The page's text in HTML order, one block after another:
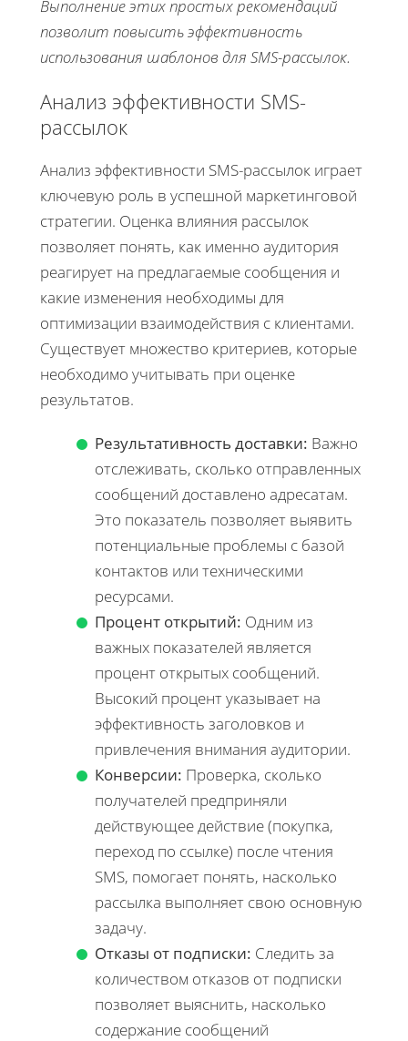
Выполнение этих простых рекомендаций
позволит повысить эффективность
использования шаблонов для SMS-рассылок.
Анализ эффективности SMS-
рассылок
Анализ эффективности SMS-рассылок играет
ключевую роль в успешной маркетинговой
стратегии. Оценка влияния рассылок
позволяет понять, как именно аудитория
реагирует на предлагаемые сообщения и
какие изменения необходимы для
оптимизации взаимодействия с клиентами.
Существует множество критериев, которые
необходимо учитывать при оценке
результатов.
Результативность доставки: Важно
отслеживать, сколько отправленных
сообщений доставлено адресатам.
Это показатель позволяет выявить
потенциальные проблемы с базой
контактов или техническими
ресурсами.
Процент открытий: Одним из
важных показателей является
процент открытых сообщений.
Высокий процент указывает на
эффективность заголовков и
привлечения внимания аудитории.
Конверсии: Проверка, сколько
получателей предприняли
действующее действие (покупка,
переход по ссылке) после чтения
SMS, помогает понять, насколько
рассылка выполняет свою основную
задачу.
Отказы от подписки: Следить за
количеством отказов от подписки
позволяет выяснить, насколько
содержание сообщений